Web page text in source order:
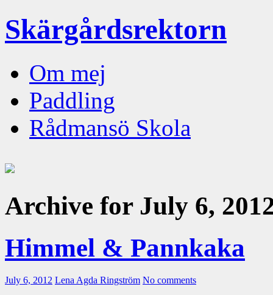
Skärgårdsrektorn
Om mej
Paddling
Rådmansö Skola
Archive for July 6,
Himmel & Pannkaka
July 6, 2012 Lena Agda Ringström No comments